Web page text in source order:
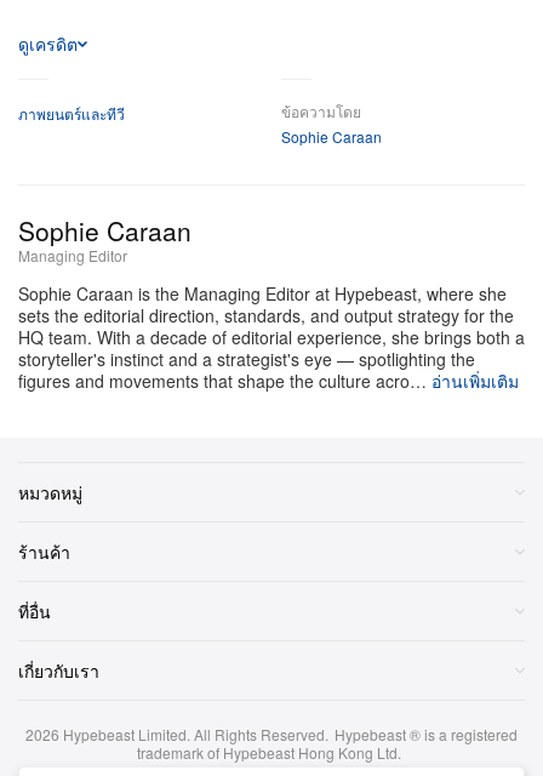
การเดินตามลำดับเหตุการณ์ของตระกูล Targaryen มา
มากรู้อยู่แล้วถึง “จุดจบตามธรรมชาติ” ของยุคสมัยนี้ใน
เดินหน้าเต็มกำลัง Showrunner Ryan Condal กำลังเคลียร์
ตอนจบของซีรีส์ Bloys เผยว่า จำนวนตอนของซีซัน
สุดท้ายยังไม่ได้ล็อกตายตัว เปิดทางให้ตอนจบอาจออกมา
ในสเกล “ใหญ่เป็นพิเศษ” ข่าวนี้เกิดขึ้นท่ามกลางความ
แนวทางดัดแปลงล่าสุดอย่างเผ็ดจัด ถึงขั้นบรรยายความ
รอย”
แม้เบื้องหลังจะสั่นคลอนแค่ไหน แฟรนไชส์นี้ยังคงขยาย
Dragon โดย HBO ได้ต่ออายุซีรีส์เรื่อง
โปรเจกต์ใหม่ ๆ อย่างซีรีส์แอนิเมชันจาก Genndy
ดูเครดิต
ภาพยนตร์และทีวี
ข้อความโดย
Sophie Caraan
Sophie Caraan
Managing Editor
Sophie Caraan is the Managing Editor at Hypebeast, where she
sets the editorial direction, standards, and output strategy for the
HQ team. With a decade of editorial experience, she brings both a
storyteller's instinct and a strategist's eye — spotlighting the
figures and movements that shape the culture acro… อ่านเพิ่มเติม
หมวดหมู่
ร้านค้า
ที่อื่น
เกี่ยวกับเรา
2026 Hypebeast Limited. All Rights Reserved. Hypebeast ® is a registered
trademark of Hypebeast Hong Kong Ltd.